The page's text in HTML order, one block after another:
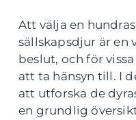
Att välja en
sällskapsdjur är en
beslut, och för
att ta hänsyn till. I
att utforska de
en grundlig